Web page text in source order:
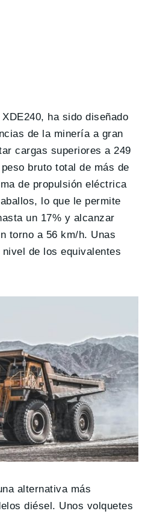
ha sido diseñado
de la minería a gran
cargas superiores a 249
bruto total de más de
de propulsión eléctrica
lo que le permite
un 17% y alcanzar
torno a 56 km/h. Unas
de los equivalentes
alternativa más
diésel. Unos volquetes